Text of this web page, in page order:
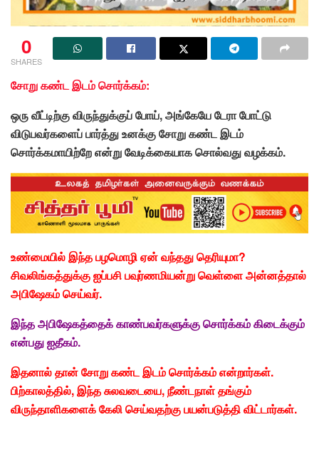
0
SHARES
சோறு கண்ட இடம் சொர்க்கம்:
ஒரு வீட்டிற்கு விருந்துக்குப் போய், அங்கேயே டேரா போட்டு
விடுபவர்களைப் பார்த்து உனக்கு சோறு கண்ட இடம்
சொர்க்கமாயிற்றே என்று வேடிக்கையாக சொல்வது வழக்கம்.
உண்மையில் இந்த பழமொழி ஏன் வந்தது தெரியுமா?
சிவலிங்கத்துக்கு ஐப்பசி பவுர்ணமியன்று வெள்ளைஅன்னத்தால்
அபிஷேகம்செய்வர்.
இந்த அபிஷேகத்தைக் காண்பவர்களுக்கு சொர்க்கம் கிடைக்கும்
என்பது ஐதீகம்.
இதனால் தான் சோறு கண்ட இடம் சொர்க்கம் என்றார்கள்.
பிற்காலத்தில், இந்த சுலவடையை, நீண்டநாள் தங்கும்
விருந்தாளிகளைக் கேலி செய்வதற்கு பயன்படுத்தி விட்டார்கள்.